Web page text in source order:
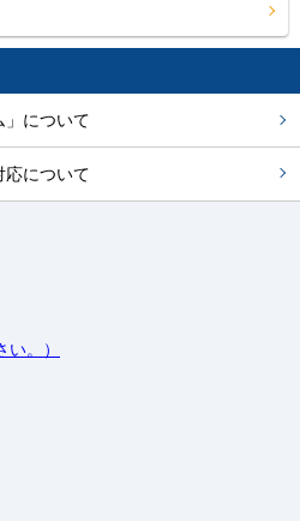
」について
応について
。）